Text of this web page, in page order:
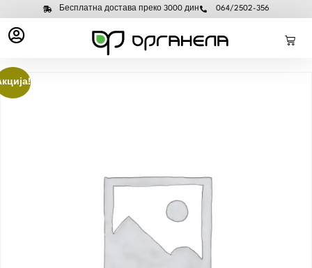
Бесплатна достава преко 3000 дин 064/2502-356